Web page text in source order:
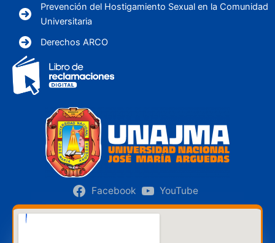
Prevención del Hostigamiento Sexual en la Comunidad
Universitaria
Derechos ARCO
Facebook YouTube